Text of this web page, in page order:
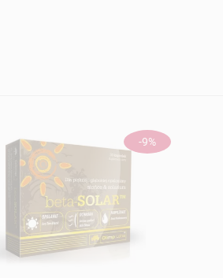
-9%